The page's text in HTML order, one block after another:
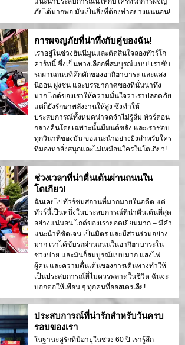
ภัยได้มากพอ มันเป็นสิ่งที่ต้องทำอย่างแน่นอน!
การผจญภัยที่น่าทึ่งกับคู่ของฉัน!
เราอยู่ในช่วงฮันนีมูนและตัดสินใจลองทัวร์โก
คาร์ทนี้ ซึ่งเป็นทางเลือกที่สมบูรณ์แบบ! เราขับ
รถผ่านถนนที่คึกคักของอากิฮาบาระ และแสง
นีออน ฝูงชน และบรรยากาศของที่นั่นน่าทึ่ง
มาก ไกด์ของเราให้ความมั่นใจว่าเราปลอดภัย
แต่ก็ยังรักษาพลังงานให้สูง ซึ่งทำให้
ประสบการณ์ทั้งหมดน่าจดจำไม่รู้ลืม ทัวร์ตอน
กลางคืนโดยเฉพาะนั้นมีมนต์ขลัง และเราชอบ
ทุกวินาทีของมัน ขอแนะนำอย่างยิ่งสำหรับใคร
ที่มองหาสิ่งสนุกและไม่เหมือนใครในโตเกียว!
ช่วงเวลาที่น่าตื่นเต้นผ่านถนนใน
โตเกียว!
ฉันเคยไปทัวร์ชมสถานที่มากมายในอดีต แต่
ทัวร์นี้เป็นหนึ่งในประสบการณ์ที่น่าตื่นเต้นที่สุด
อย่างแน่นอน ไกด์ของเรายอดเยี่ยมมาก – มีคำ
แนะนำที่ชัดเจน เป็นมิตร และมีส่วนร่วมอย่าง
มาก เราได้ขับรถผ่านถนนในอากิฮาบาระใน
ช่วงบ่าย และมันก็สมบูรณ์แบบมาก แสงไฟ
ผู้คน และความตื่นเต้นของการเดินทางทำให้
เป็นประสบการณ์ที่ไม่ควรพลาดในชีวิต ฉันจะ
บอกต่อให้เพื่อน ๆ ทุกคนที่ออสเตรเลีย!
ประสบการณ์ที่น่ารักสำหรับวันครบ
รอบของเรา
ในฐานะคู่รักที่มีอายุในช่วง 60 ปี เรารู้สึก